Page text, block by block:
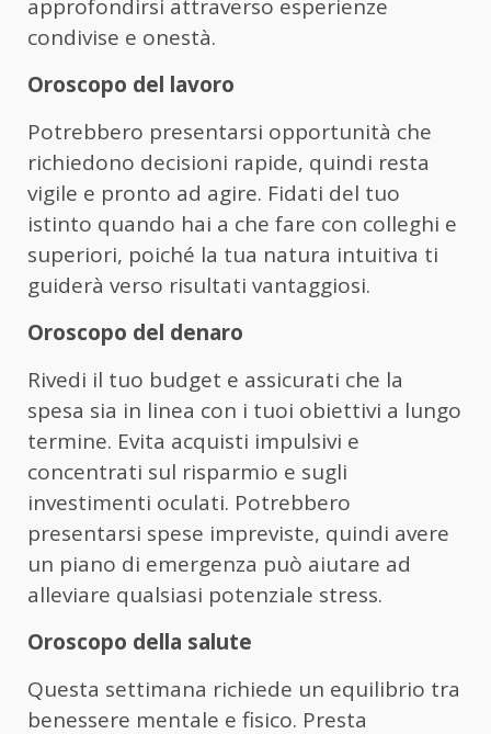
approfondirsi attraverso esperienze
condivise e onestà.
Oroscopo del lavoro
Potrebbero presentarsi opportunità che
richiedono decisioni rapide, quindi resta
vigile e pronto ad agire. Fidati del tuo
istinto quando hai a che fare con colleghi e
superiori, poiché la tua natura intuitiva ti
guiderà verso risultati vantaggiosi.
Oroscopo del denaro
Rivedi il tuo budget e assicurati che la
spesa sia in linea con i tuoi obiettivi a lungo
termine. Evita acquisti impulsivi e
concentrati sul risparmio e sugli
investimenti oculati. Potrebbero
presentarsi spese impreviste, quindi avere
un piano di emergenza può aiutare ad
alleviare qualsiasi potenziale stress.
Oroscopo della salute
Questa settimana richiede un equilibrio tra
benessere mentale e fisico. Presta